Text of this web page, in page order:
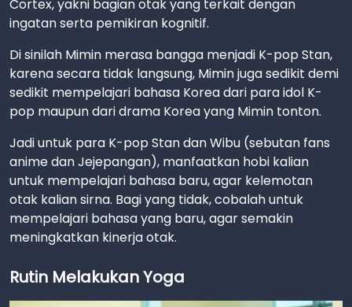
Cortex, yakni bagian otak yang terkait dengan
ingatan serta pemikiran kognitif.
Di sinilah Mimin merasa bangga menjadi K-pop Stan,
karena secara tidak langsung, Mimin juga sedikit demi
sedikit mempelajari bahasa Korea dari para idol K-
pop maupun dari drama Korea yang Mimin tonton.
Jadi untuk para K-pop Stan dan Wibu (sebutan fans
anime dan Jejepangan), manfaatkan hobi kalian
untuk mempelajari bahasa baru, agar kelemotan
otak kalian sirna. Bagi yang tidak, cobalah untuk
mempelajari bahasa yang baru, agar semakin
meningkatkan kinerja otak.
Rutin Melakukan Yoga